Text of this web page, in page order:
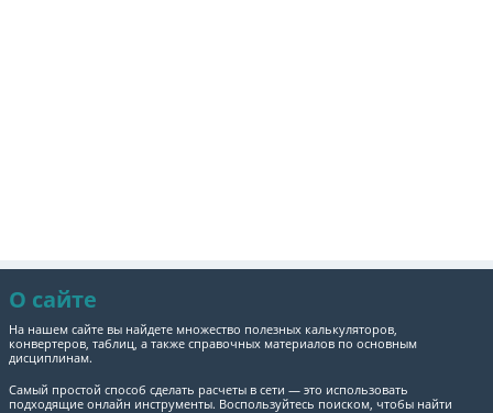
О сайте
На нашем сайте вы найдете множество полезных калькуляторов,
конвертеров, таблиц, а также справочных материалов по основным
дисциплинам.
Самый простой способ сделать расчеты в сети — это использовать
подходящие онлайн инструменты. Воспользуйтесь поиском, чтобы найти